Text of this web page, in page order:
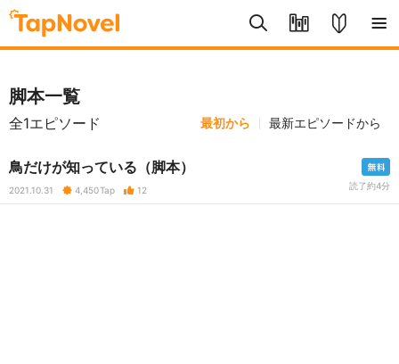
脚本一覧
全1エピソード 最初から 最新エピソードから
鳥だけが知っている（脚本）
2021.10.31 4,450Tap 12 読了約4分